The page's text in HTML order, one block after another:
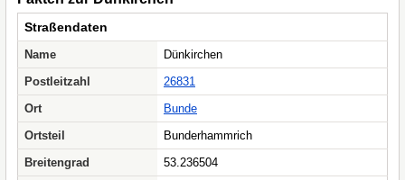
Straßendaten
Name
Dünkirchen
Postleitzahl
26831
Ort
Bunde
Ortsteil
Bunderhammrich
Breitengrad
53.236504